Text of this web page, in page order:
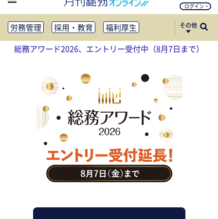
ログイン
労務管理 採用・教育
福利厚生
健康経営
働き方改革
法務・コンプライアンス
リスクマネジメント・BCP
社外・社内広報
社外・社内コミュニケーション活性化
FM・オフィス移転
CSR・SDGs
テクノロジー活用・DX
助成金・補助金・コスト削減
アウトソーシング・BPO
調査・レポート
その他
総務アワード2026、エントリー受付中（8月7日まで）